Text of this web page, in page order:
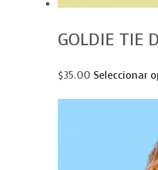
GOLDIE TIE
$35.00 Seleccionar